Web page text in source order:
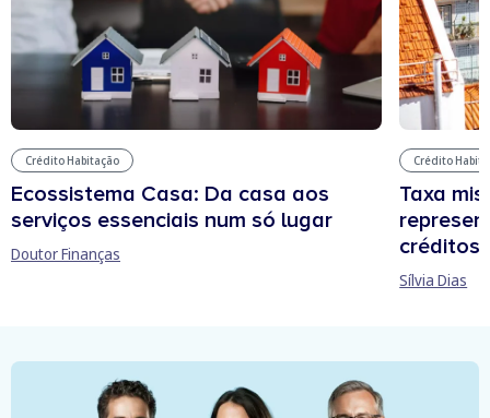
Crédito Habitação
Ecossistema Casa: Da casa aos
serviços essenciais num só lugar
Doutor Finanças
Crédito
Taxa
créditos
Sílvia Dias